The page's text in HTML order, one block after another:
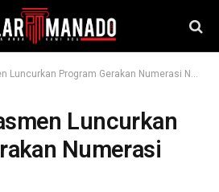
Program Gerakan Numerasi Nasional
Luncurkan
Numerasi